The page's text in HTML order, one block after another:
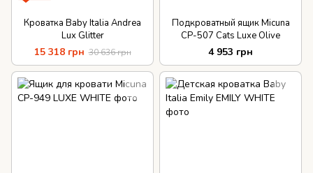
Кроватка Baby Italia Andrea
Lux Glitter
15 318 грн 30 636 грн
Подкроватный ящик Micuna
CP-507 Cats Luxe Olive
4 953 грн